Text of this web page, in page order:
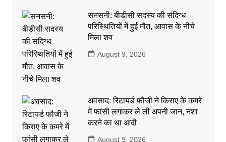
सनसनी: बीडीसी सदस्य की संदिग्ध
परिस्थितियों में हुई मौत, आवास के नीचे
मिला शव
August 9, 2026
अवसाद: रिटायर्ड फौजी ने किराए के कमरे
में फांसी लगाकर ले ली अपनी जान, नशा
करने का था आदी
August 9, 2026